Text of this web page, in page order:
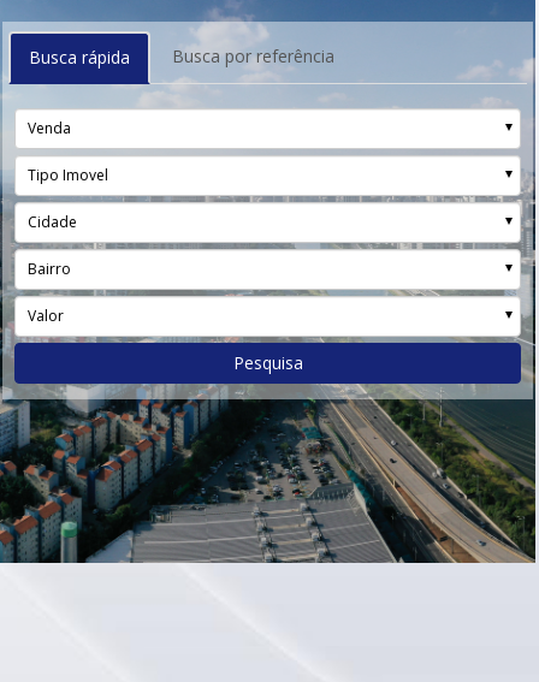
Busca rápida Busca por referência
Venda
Tipo Imovel
Cidade
Bairro
Valor
Pesquisa